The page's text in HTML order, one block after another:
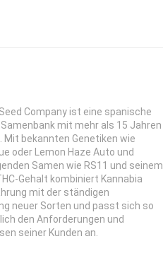
Company ist eine spanische
mit mehr als 15 Jahren
Mit bekannten Genetiken wie
oder Lemon Haze Auto und
Samen wie RS11 und seinem
Gehalt kombiniert Kannabia
mit der ständigen
neuer Sorten und passt sich so
den Anforderungen und
seiner Kunden an.